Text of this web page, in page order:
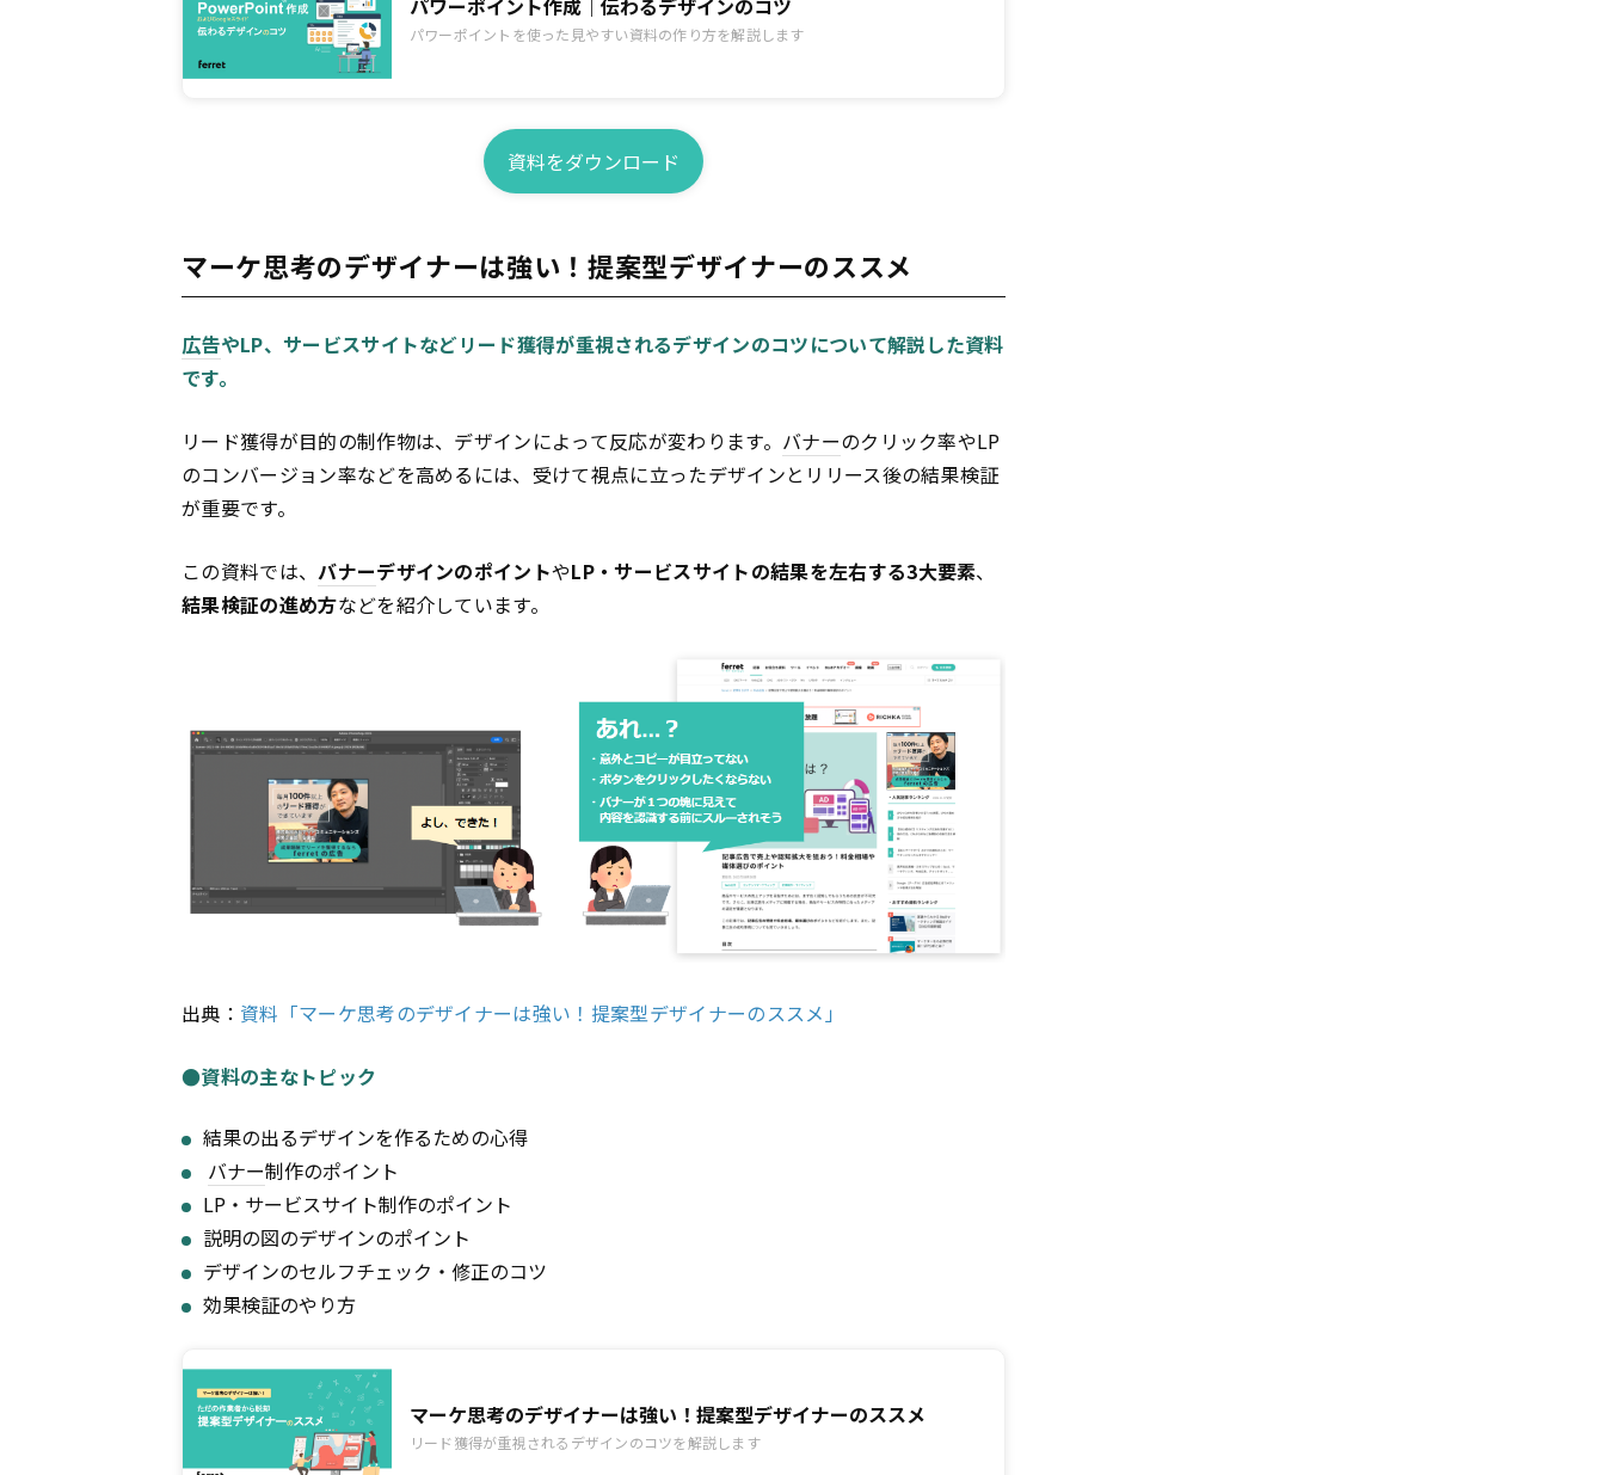
パワーポイント作成｜伝わるデザインのコツ
パワーポイントを使った見やすい資料の作り方を解説します
資料をダウンロード
マーケ思考のデザイナーは強い！提案型デザイナーのススメ
広告やLP、サービスサイトなどリード獲得が重視されるデザインのコツについて解説した資料
です。
リード獲得が目的の制作物は、デザインによって反応が変わります。 バナーのクリック率やLP
のコンバージョン率などを高めるには、受けて視点に立ったデザインとリリース後の結果検証
が重要です。
この資料では、 バナーデザインのポイントやLP・サービスサイトの結果を左右する3大要素、
結果検証の進め方などを紹介しています。
出典： 資料「マーケ思考のデザイナーは強い！提案型デザイナーのススメ」
●資料の主なトピック
結果の出るデザインを作るための心得
バナー制作のポイント
LP・サービスサイト制作のポイント
説明の図のデザインのポイント
デザインのセルフチェック・修正のコツ
効果検証のやり方
マーケ思考のデザイナーは強い！提案型デザイナーのススメ
リード獲得が重視されるデザインのコツを解説します